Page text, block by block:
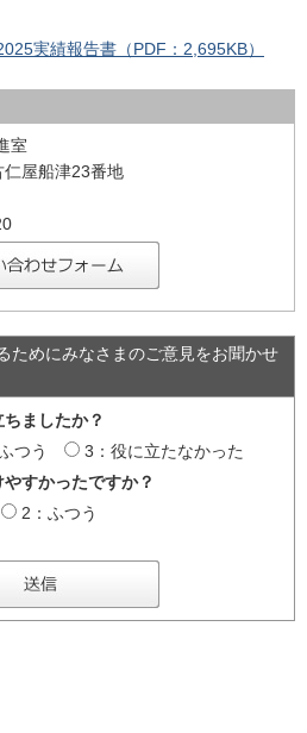
実績報告書（PDF：2,695KB）
室
仁屋船津23番地
ためにみなさまのご意見をお聞かせ
ましたか？
つう
3：役に立たなかった
すかったですか？
2：ふつう